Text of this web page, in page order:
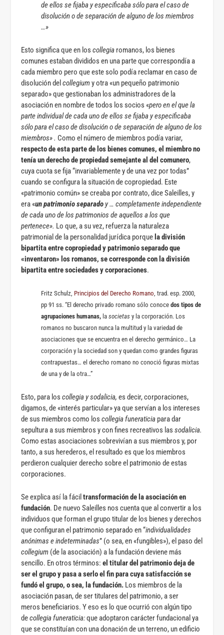
de ellos se fijaba y especificaba sólo para el caso de
disolución o de separación de alguno de los miembros
…»
Esto significa que en loscollegia romanos, los bienes
comunes estaban divididos en una parte que correspondía a
cada miembro pero que este solo podía reclamar en caso de
disolución delcollegiumy otra «un pequeño patrimonio
separado» que gestionaban los administradores de la
asociación en nombre de todos los socios «pero en el que la
parte individual de cada uno de ellos se fijaba y especificaba
sólo para el caso de disolución o de separación de alguno de los
miembros» . Como el número de miembros podía variar,
respecto de esta parte de los bienes comunes, el miembrono
tenía un derecho de propiedad semejante al del comunero,
cuya cuota se fija “invariablemente y de una vez por todas”
cuando se configura la situación de copropiedad. Este
«patrimonio común» se creaba por contrato, dice Saleilles, y
era «un patrimonio separado y … completamente independiente
de cada uno de los patrimonios de aquellos a los que
pertenece». Lo que, a su vez, refuerza la naturaleza
patrimonial de la personalidad jurídica porque la división
bipartita entre copropiedad y patrimonio separado que
«inventaron» los romanos, se corresponde con la división
bipartita entre sociedades y corporaciones.
Fritz Schulz, Principios del Derecho Romano, trad. esp. 2000,
pp 91 ss. “El derecho privado romano sólo conoce dos tipos de
agrupaciones humanas, lasocietas y la corporación. Los
romanos no buscaron nunca la multitud y la variedad de
asociaciones que se encuentra en el derecho germánico… La
corporación y la sociedad son y quedan como grandes figuras
contrapuestas… el derecho romano no conoció figuras mixtas
de una y de la otra…”
Esto, para loscollegia y sodalicia,es decir, corporaciones,
digamos, de «interés particular» ya que servían a los intereses
de sus miembros como loscollegia funeraticia para dar
sepultura a sus miembros y con fines recreativos lassodalicia.
Como estas asociaciones sobrevivían a sus miembros y, por
tanto, a sus herederos, el resultado es que los miembros
perdieron cualquier derecho sobre el patrimonio de estas
corporaciones.
Se explica así la fáciltransformación de la asociación en
fundación. De nuevo Saleilles nos cuenta que al convertir a los
individuos que forman el grupo titular de los bienes y derechos
que configuran el patrimonio separado en “individualidades
anónimas e indeterminadas” (o sea, en «fungibles»), el paso del
collegium (de la asociación) a la fundación deviene más
sencillo. En otros términos:el titular del patrimonio deja de
ser el grupo y pasa a serlo el fin para cuya satisfacción se
fundó el grupo, o sea, la fundación. Los miembros de la
asociación pasan, de ser titulares del patrimonio, a ser
meros beneficiarios. Y eso es lo que ocurrió con algún tipo
decollegia funeraticia:que adoptaron carácter fundacional ya
que se constituían con una donación de un terreno, un edificio